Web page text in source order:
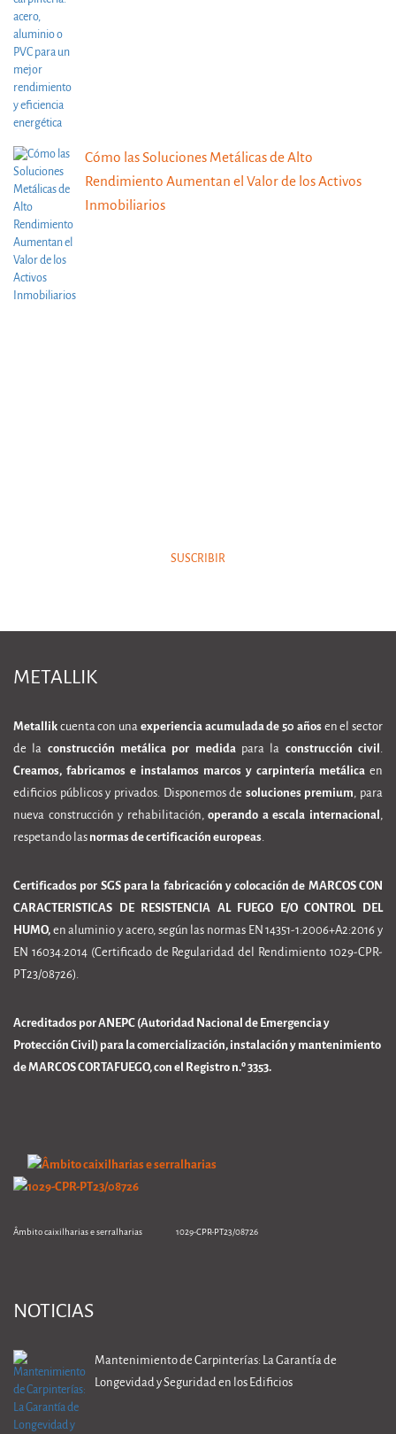
Cómo las Soluciones Metálicas de Alto
Rendimiento Aumentan el Valor de los Activos
Inmobiliarios
SUSCRIBIR
METALLIK
Metallik cuenta con una experiencia acumulada de 50 añosen el sector
de la construcción metálica por medidapara la construcción civil.
Creamos, fabricamos e instalamos marcos y carpintería metálica en
edificios públicos y privados. Disponemos de soluciones premium, para
nueva construcción y rehabilitación,operando a escala internacional,
respetando las normas de certificación europeas.
Certificados por SGS para la fabricación y colocación de MARCOS CON
CARACTERISTICAS DE RESISTENCIA AL FUEGO E/O CONTROL DEL
HUMO, en aluminio y acero, según las normas EN 14351-1:2006+A2:2016 y
EN 16034:2014 (Certificado de Regularidad del Rendimiento 1029-CPR-
PT23/08726).
Acreditados por ANEPC (Autoridad Nacional de Emergencia y
Protección Civil) para la comercialización, instalación y mantenimiento
de MARCOS CORTAFUEGO, con el Registro n.º 3353.
Âmbito caixilharias e serralharias 1029-CPR-PT23/08726
NOTICIAS
Mantenimiento de Carpinterías: La Garantía de
Longevidad y Seguridad en los Edificios